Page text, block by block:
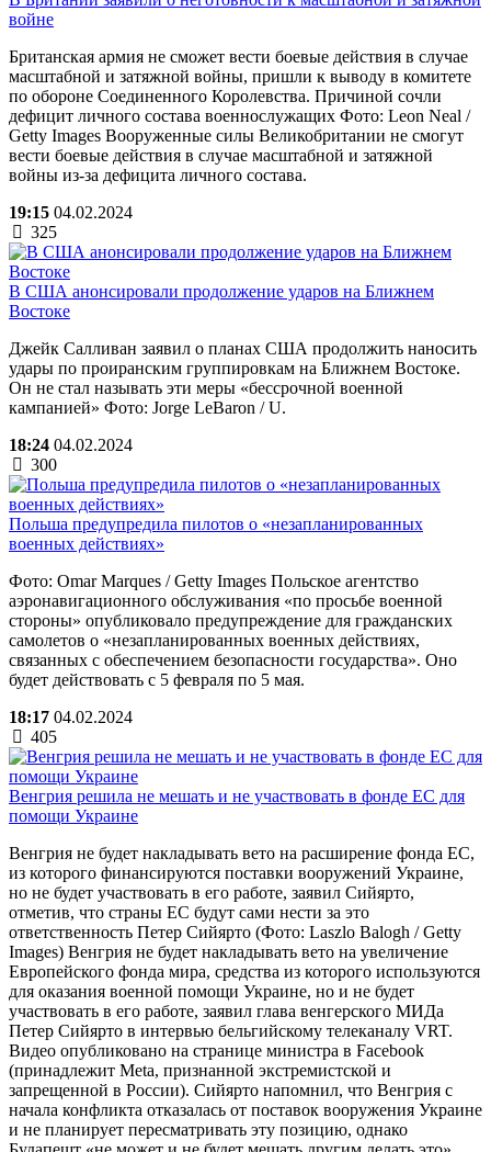
войне
Британская армия не сможет вести боевые действия в случае
масштабной и затяжной войны, пришли к выводу в комитете
по обороне Соединенного Королевства. Причиной сочли
дефицит личного состава военнослужащих Фото: Leon Neal /
Getty Images Вооруженные силы Великобритании не смогут
вести боевые действия в случае масштабной и затяжной
войны из-за дефицита личного состава.
19:15 04.02.2024
325
В США анонсировали продолжение ударов на Ближнем
Востоке
Джейк Салливан заявил о планах США продолжить наносить
удары по проиранским группировкам на Ближнем Востоке.
Он не стал называть эти меры «бессрочной военной
кампанией» Фото: Jorge LeBaron / U.
18:24 04.02.2024
300
Польша предупредила пилотов о «незапланированных
военных действиях»
Фото: Omar Marques / Getty Images Польское агентство
аэронавигационного обслуживания «по просьбе военной
стороны» опубликовало предупреждение для гражданских
самолетов о «незапланированных военных действиях,
связанных с обеспечением безопасности государства». Оно
будет действовать с 5 февраля по 5 мая.
18:17 04.02.2024
405
Венгрия решила не мешать и не участвовать в фонде ЕС для
помощи Украине
Венгрия не будет накладывать вето на расширение фонда ЕС,
из которого финансируются поставки вооружений Украине,
но не будет участвовать в его работе, заявил Сийярто,
отметив, что страны ЕС будут сами нести за это
ответственность Петер Сийярто (Фото: Laszlo Balogh / Getty
Images) Венгрия не будет накладывать вето на увеличение
Европейского фонда мира, средства из которого используются
для оказания военной помощи Украине, но и не будет
участвовать в его работе, заявил глава венгерского МИДа
Петер Сийярто в интервью бельгийскому телеканалу VRT.
Видео опубликовано на странице министра в Facebook
(принадлежит Meta, признанной экстремистской и
запрещенной в России). Сийярто напомнил, что Венгрия с
начала конфликта отказалась от поставок вооружения Украине
и не планирует пересматривать эту позицию, однако